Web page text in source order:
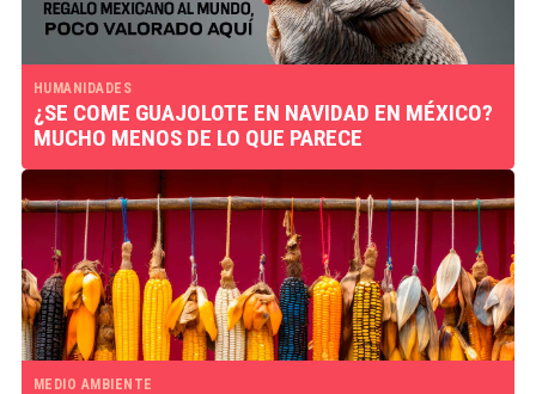
HUMANIDADES
¿SE COME GUAJOLOTE EN NAVIDAD EN MÉXICO?
MUCHO MENOS DE LO QUE PARECE
MEDIO AMBIENTE